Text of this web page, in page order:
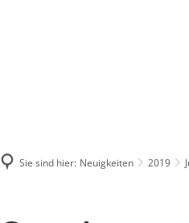
Sie sind hier: Neuigkeiten 2019